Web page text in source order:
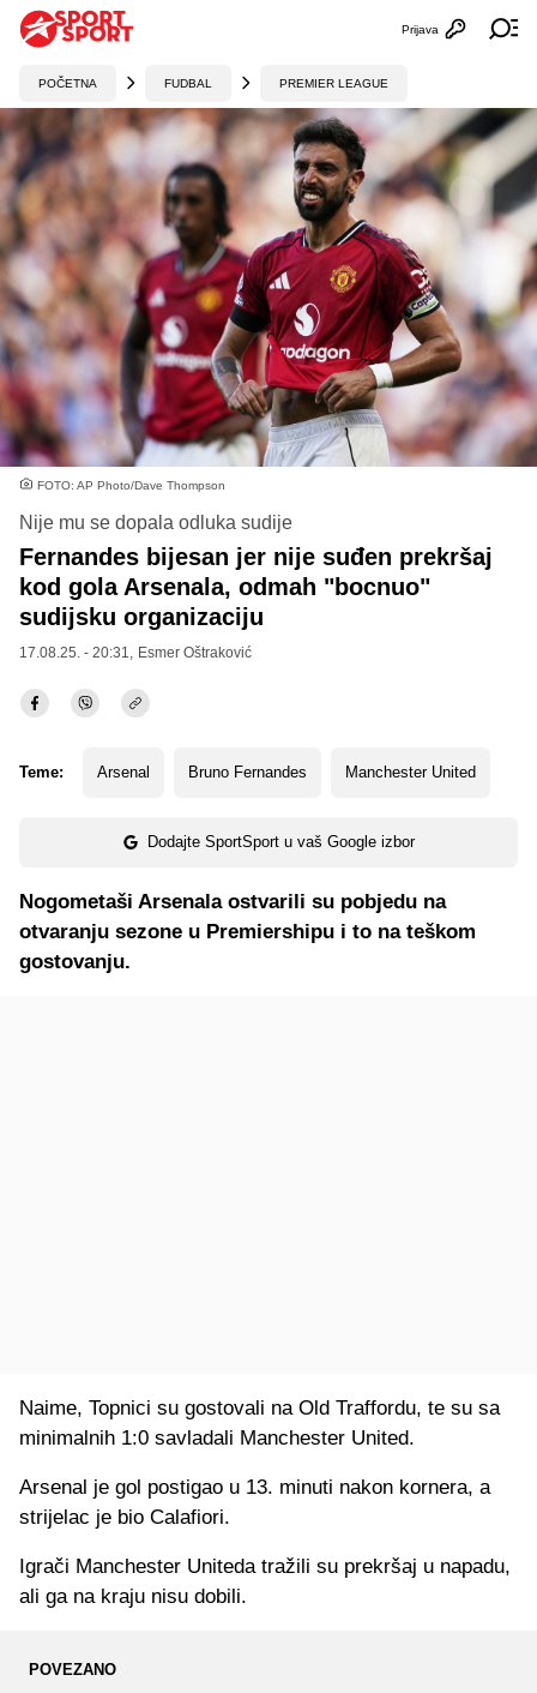
Otvori
Prijava
POČETNA FUDBAL PREMIER LEAGUE
FOTO: AP Photo/Dave Thompson
Nije mu se dopala odluka sudije
Fernandes bijesan jer nije suđen prekršaj
kod gola Arsenala, odmah "bocnuo"
sudijsku organizaciju
17.08.25. - 20:31, Esmer Oštraković
Teme: Arsenal Bruno Fernandes Manchester United
Dodajte SportSport u vaš Google izbor
Nogometaši Arsenala ostvarili su pobjedu na
otvaranju sezone u Premiershipu i to na teškom
gostovanju.
Naime, Topnici su gostovali na Old Traffordu, te su sa
minimalnih 1:0 savladali Manchester United.
Arsenal je gol postigao u 13. minuti nakon kornera, a
strijelac je bio Calafiori.
Igrači Manchester Uniteda tražili su prekršaj u napadu,
ali ga na kraju nisu dobili.
POVEZANO